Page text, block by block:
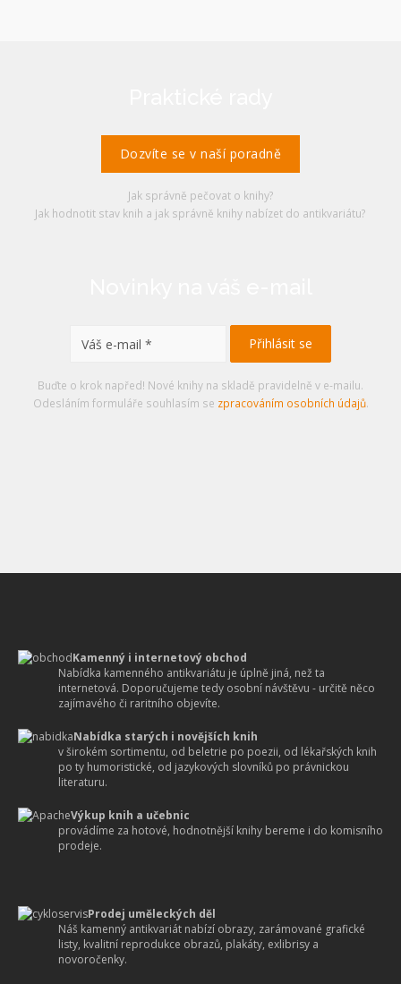
Dozvíte se v naší poradně
Jak správně pečovat o knihy?
Jak hodnotit stav knih a jak správně knihy nabízet do antikvariátu?
Buďte o krok napřed! Nové knihy na skladě pravidelně v e-mailu.
Odesláním formuláře souhlasím se zpracováním osobních údajů.
Kamenný i internetový obchod
Nabídka kamenného antikvariátu je úplně jiná, než ta
internetová. Doporučujeme tedy osobní návštěvu - určitě něco
zajímavého či raritního objevíte.
Nabídka starých i novějších knih
v širokém sortimentu, od beletrie po poezii, od lékařských knih
po ty humoristické, od jazykových slovníků po právnickou
literaturu.
Výkup knih a učebnic
provádíme za hotové, hodnotnější knihy bereme i do komisního
prodeje.
Prodej uměleckých děl
Náš kamenný antikvariát nabízí obrazy, zarámované grafické
listy, kvalitní reprodukce obrazů, plakáty, exlibrisy a
novoročenky.